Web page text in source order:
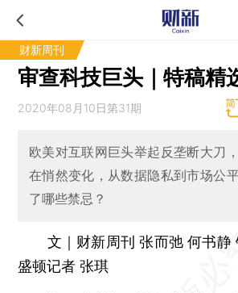
财新周刊
审查科技巨头｜特稿精
2020年08月10日第31期
欧美对互联网巨头举起反垄断大刀
在悄然变化，从数据隐私到市场公
了哪些禁忌？
文｜财新周刊 张而弛 何书静
盛顿记者 张琪